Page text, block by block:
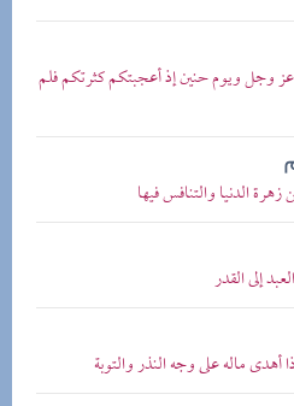
وجل ويوم حنين إذ أعجبتكم كثرتكم فلم
الدنيا والتنافس فيها
إلى القدر
ماله على وجه النذر والتوبة